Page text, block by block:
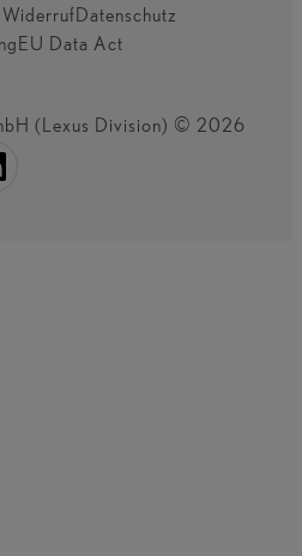
Datenschutz
EU Data Act
(Lexus Division) © 2026